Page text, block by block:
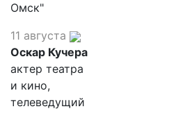
Омск"
11 августа
Оскар Кучера
актер театра
и кино,
телеведущий